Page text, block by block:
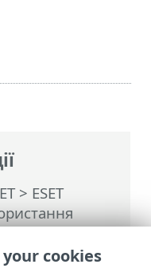
> ESET
PROTECT>
cookies